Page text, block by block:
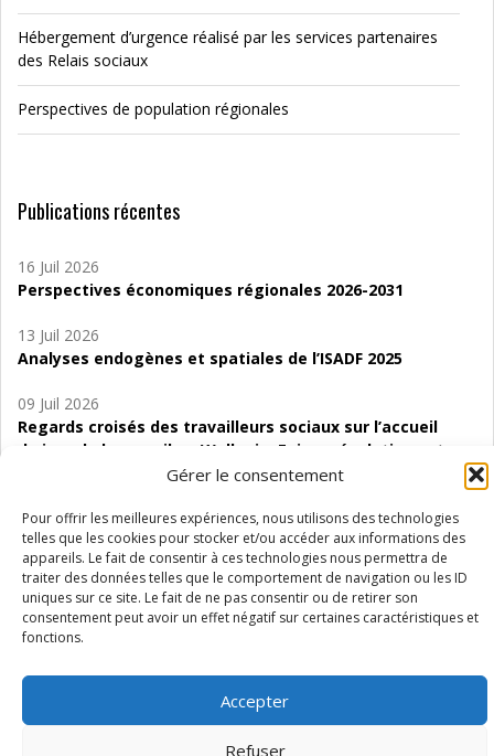
Gérer le consentement
Pour offrir les meilleures expériences, nous utilisons des technologies
telles que les cookies pour stocker et/ou accéder aux informations des
appareils. Le fait de consentir à ces technologies nous permettra de
traiter des données telles que le comportement de navigation ou les ID
uniques sur ce site. Le fait de ne pas consentir ou de retirer son
consentement peut avoir un effet négatif sur certaines caractéristiques et
fonctions.
Accepter
Refuser
Hébergement d’urgence réalisé par les services partenaires
des Relais sociaux
Perspectives de population régionales
Publications récentes
16 Juil 2026
Perspectives économiques régionales 2026-2031
13 Juil 2026
Analyses endogènes et spatiales de l’ISADF 2025
09 Juil 2026
Regards croisés des travailleurs sociaux sur l’accueil
de jour de bas seuil en Wallonie. Enjeux, évolutions et
06 Juil 2026
Étude d’évaluabilité des Structures
d’accompagnement à l’autocréation d’emploi (SAACE)
01 Juil 2026
Pénurie du personnel infirmier :quels indicateurs
Wallonie ?